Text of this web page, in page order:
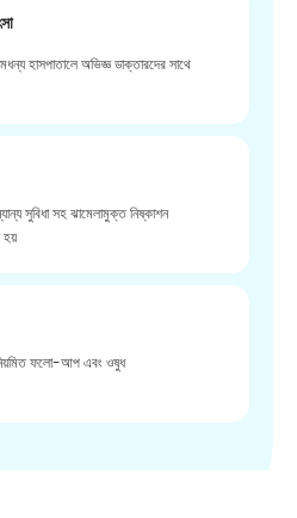
হাসপাতালে অভিজ্ঞ ডাক্তারদের সাথে
সুবিধা সহ ঝামেলামুক্ত নিষ্কাশন
হয়
ফলো-আপ এবং ওষুধ